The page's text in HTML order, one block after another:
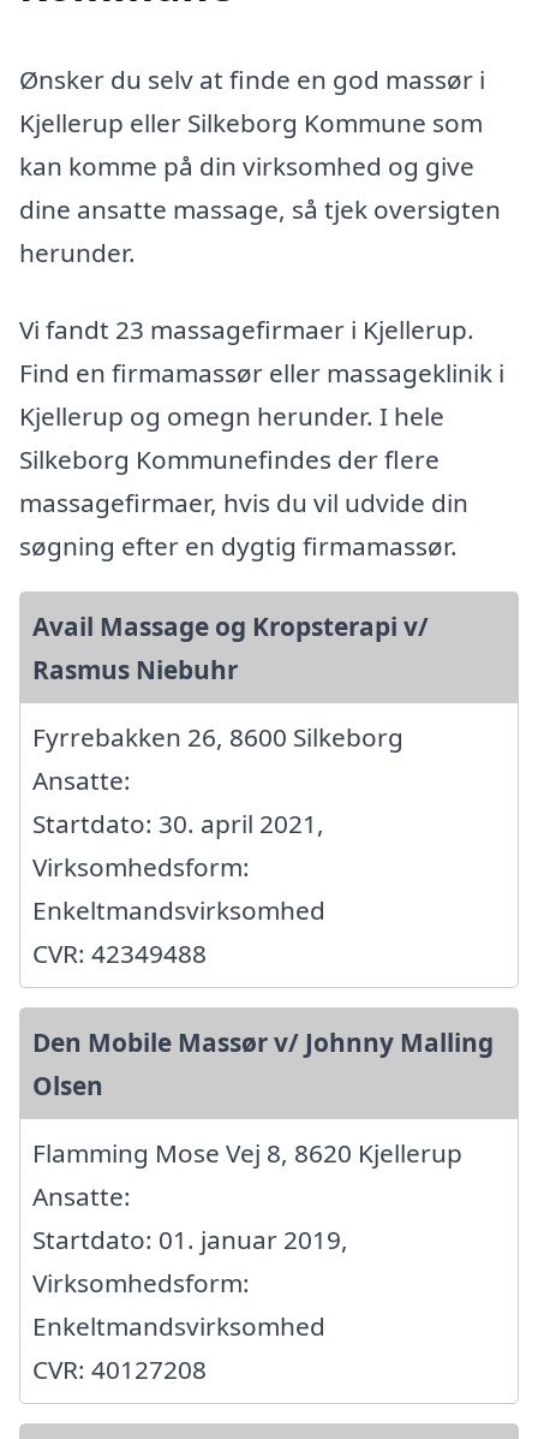
Ønsker du selv at finde en god massør i
Kjellerup eller Silkeborg Kommune som
kan komme på din virksomhed og give
dine ansatte massage, så tjek oversigten
herunder.
Vi fandt 23 massagefirmaer i Kjellerup.
Find en firmamassør eller massageklinik i
Kjellerup og omegn herunder. I hele
Silkeborg Kommunefindes der flere
massagefirmaer, hvis du vil udvide din
søgning efter en dygtig firmamassør.
Avail Massage og Kropsterapi v/
Rasmus Niebuhr
Fyrrebakken 26, 8600 Silkeborg
Ansatte:
Startdato: 30. april 2021,
Virksomhedsform:
Enkeltmandsvirksomhed
CVR: 42349488
Den Mobile Massør v/ Johnny Malling
Olsen
Flamming Mose Vej 8, 8620 Kjellerup
Ansatte:
Startdato: 01. januar 2019,
Virksomhedsform:
Enkeltmandsvirksomhed
CVR: 40127208